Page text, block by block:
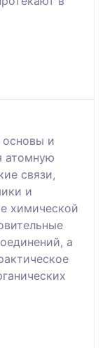
основы и
атомную
связи,
и
химической
а